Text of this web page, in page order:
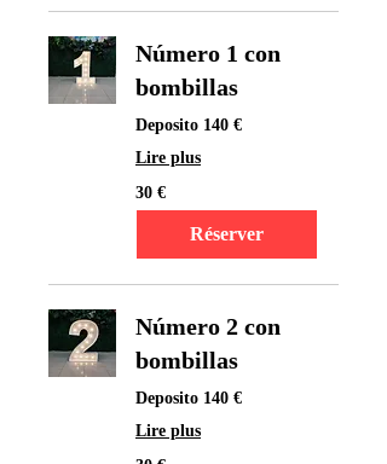
Número 1 con
bombillas
Deposito 140 €
Lire plus
30
euros
30 €
Réserver
Número 2 con
bombillas
Deposito 140 €
Lire plus
30